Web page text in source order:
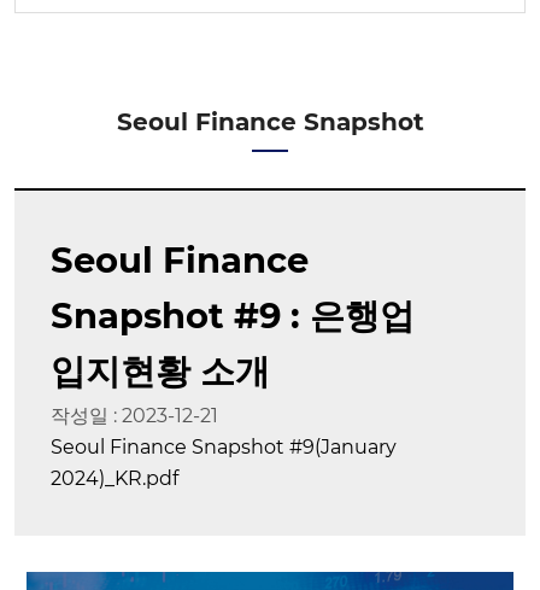
Seoul Finance Snapshot
Seoul Finance
Snapshot #9 : 은행업
입지현황 소개
작성일 : 2023-12-21
Seoul Finance Snapshot #9(January
2024)_KR.pdf